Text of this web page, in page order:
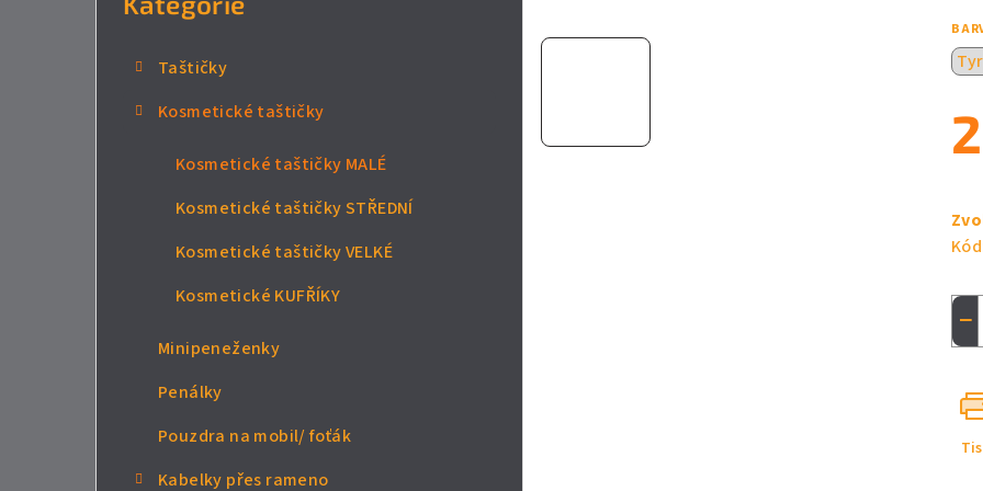
Taštičky
Kosmetické taštičky
Kosmetické taštičky MALÉ
Kosmetické taštičky STŘEDNÍ
Kosmetické taštičky VELKÉ
Kosmetické KUFŘÍKY
Minipeneženky
Penálky
Pouzdra na mobil/ foťák
Kabelky přes rameno
−